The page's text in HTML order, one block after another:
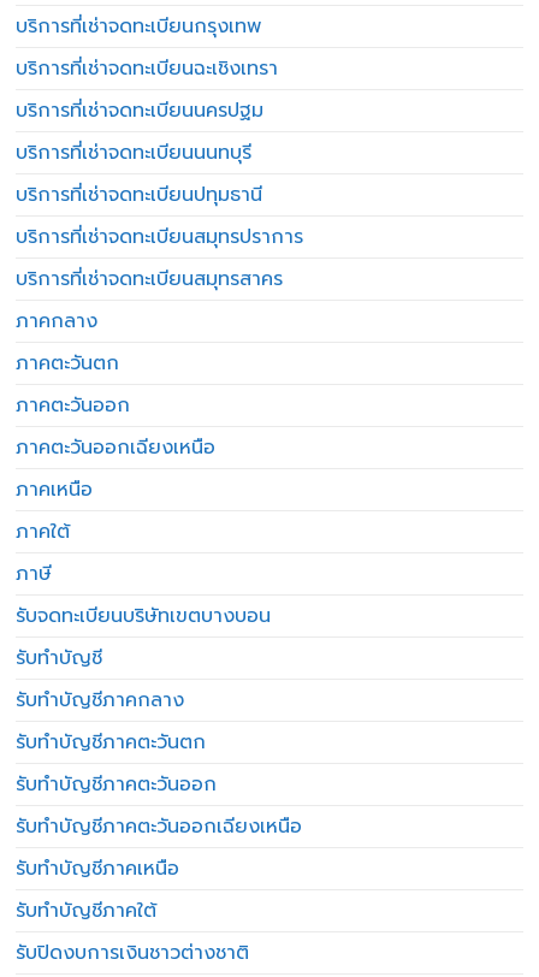
บริการที่เช่าจดทะเบียนกรุงเทพ
บริการที่เช่าจดทะเบียนฉะเชิงเทรา
บริการที่เช่าจดทะเบียนนครปฐม
บริการที่เช่าจดทะเบียนนนทบุรี
บริการที่เช่าจดทะเบียนปทุมธานี
บริการที่เช่าจดทะเบียนสมุทรปราการ
บริการที่เช่าจดทะเบียนสมุทรสาคร
ภาคกลาง
ภาคตะวันตก
ภาคตะวันออก
ภาคตะวันออกเฉียงเหนือ
ภาคเหนือ
ภาคใต้
ภาษี
รับจดทะเบียนบริษัทเขตบางบอน
รับทำบัญชี
รับทำบัญชีภาคกลาง
รับทำบัญชีภาคตะวันตก
รับทำบัญชีภาคตะวันออก
รับทำบัญชีภาคตะวันออกเฉียงเหนือ
รับทำบัญชีภาคเหนือ
รับทำบัญชีภาคใต้
รับปิดงบการเงินชาวต่างชาติ